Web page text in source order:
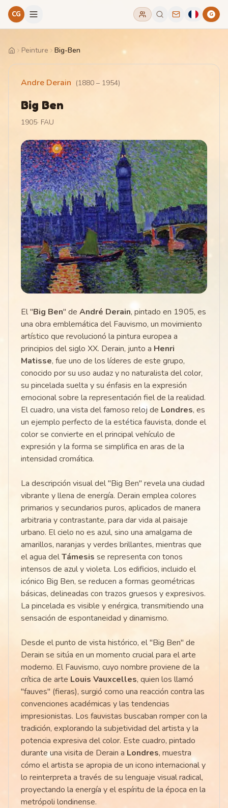
CG G
HomePeinture Big-Ben
Andre Derain (1880 – 1954)
Big Ben
1905· FAU
El "Big Ben" de André Derain, pintado en 1905, es
una obra emblemática del Fauvismo, un movimiento
artístico que revolucionó la pintura europea a
principios del siglo XX. Derain, junto a Henri
Matisse, fue uno de los líderes de este grupo,
conocido por su uso audaz y no naturalista del color,
su pincelada suelta y su énfasis en la expresión
emocional sobre la representación fiel de la realidad.
El cuadro, una vista del famoso reloj de Londres, es
un ejemplo perfecto de la estética fauvista, donde el
color se convierte en el principal vehículo de
expresión y la forma se simplifica en aras de la
intensidad cromática.
La descripción visual del "Big Ben" revela una ciudad
vibrante y llena de energía. Derain emplea colores
primarios y secundarios puros, aplicados de manera
arbitraria y contrastante, para dar vida al paisaje
urbano. El cielo no es azul, sino una amalgama de
amarillos, naranjas y verdes brillantes, mientras que
el agua delTámesis se representa con tonos
intensos de azul y violeta. Los edificios, incluido el
icónico Big Ben, se reducen a formas geométricas
básicas, delineadas con trazos gruesos y expresivos.
La pincelada es visible y enérgica, transmitiendo una
sensación de espontaneidad y dinamismo.
Desde el punto de vista histórico, el "Big Ben" de
Derain se sitúa en un momento crucial para el arte
moderno. El Fauvismo, cuyo nombre proviene de la
crítica de arte Louis Vauxcelles, quien los llamó
"fauves" (fieras), surgió como una reacción contra las
convenciones académicas y las tendencias
impresionistas. Los fauvistas buscaban romper con la
tradición, explorando la subjetividad del artista y la
potencia expresiva del color. Este cuadro, pintado
durante una visita de Derain a Londres, muestra
cómo el artista se apropia de un icono internacional y
lo reinterpreta a través de su lenguaje visual radical,
proyectando la energía y el espíritu de la época en la
metrópoli londinense.